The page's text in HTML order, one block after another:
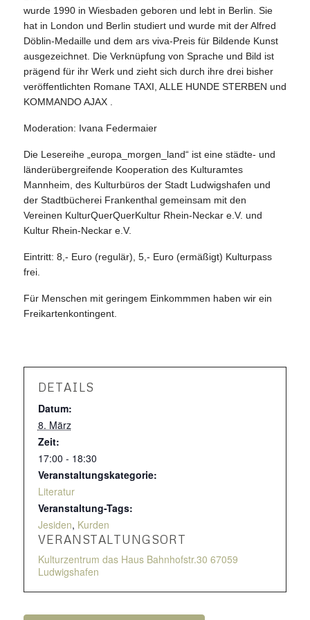
wurde 1990 in Wiesbaden geboren und lebt in Berlin. Sie
hat in London und Berlin studiert und wurde mit der Alfred
Döblin-Medaille und dem ars viva-Preis für Bildende Kunst
ausgezeichnet. Die Verknüpfung von Sprache und Bild ist
prägend für ihr Werk und zieht sich durch ihre drei bisher
veröffentlichten Romane TAXI, ALLE HUNDE STERBEN und
KOMMANDO AJAX .
Moderation: Ivana Federmaier
Die Lesereihe „europa_morgen_land“ ist eine städte- und
länderübergreifende Kooperation des Kulturamtes
Mannheim, des Kulturbüros der Stadt Ludwigshafen und
der Stadtbücherei Frankenthal gemeinsam mit den
Vereinen KulturQuerQuerKultur Rhein-Neckar e.V. und
Kultur Rhein-Neckar e.V.
Eintritt: 8,- Euro (regulär), 5,- Euro (ermäßigt) Kulturpass
frei.
Für Menschen mit geringem Einkommmen haben wir ein
Freikartenkontingent.
DETAILS
Datum:
8. März
Zeit:
17:00 - 18:30
Veranstaltungskategorie:
Literatur
Veranstaltung-Tags:
Jesiden, Kurden
VERANSTALTUNGSORT
Kulturzentrum das Haus Bahnhofstr.30 67059
Ludwigshafen